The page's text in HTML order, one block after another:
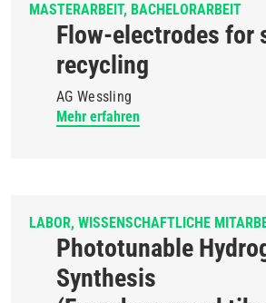
MASTERARBEIT BACHELORARBEIT
Flow-electrodes for
recycling
AG Wessling
Mehr erfahren
LABOR WISSENSCHAFTLICHE
Phototunable
Synthesis